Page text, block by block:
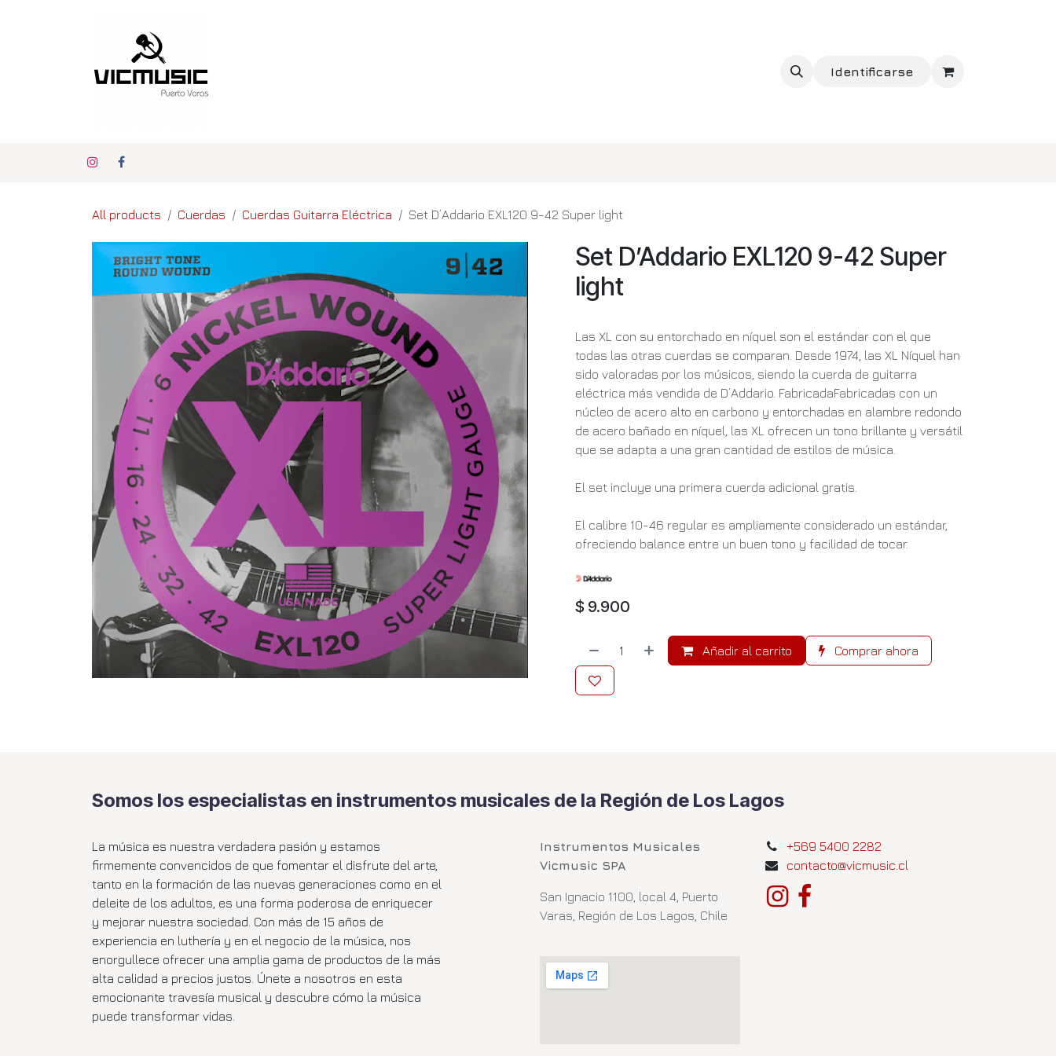
Identificarse
All products Cuerdas Cuerdas Guitarra Eléctrica Set D’Addario EXL120 9-42 Super light
Set D’Addario EXL120 9-42 Super
light
Las XL con su entorchado en níquel son el estándar con el que
todas las otras cuerdas se comparan. Desde 1974, las XL Níquel han
sido valoradas por los músicos, siendo la cuerda de guitarra
eléctrica más vendida de D’Addario. FabricadaFabricadas con un
núcleo de acero alto en carbono y entorchadas en alambre redondo
de acero bañado en níquel, las XL ofrecen un tono brillante y versátil
que se adapta a una gran cantidad de estilos de música.
El set incluye una primera cuerda adicional gratis.
El calibre 10-46 regular es ampliamente considerado un estándar,
ofreciendo balance entre un buen tono y facilidad de tocar.
$ 9.900
Añadir al carrito Comprar ahora
Somos los especialistas en instrumentos musicales de la Región de Los Lagos
La música es nuestra verdadera pasión y estamos
firmemente convencidos de que fomentar el disfrute del arte,
tanto en la formación de las nuevas generaciones como en el
deleite de los adultos, es una forma poderosa de enriquecer
y mejorar nuestra sociedad. Con más de 15 años de
experiencia en luthería y en el negocio de la música, nos
enorgullece ofrecer una amplia gama de productos de la más
alta calidad a precios justos. Únete a nosotros en esta
emocionante travesía musical y descubre cómo la música
puede transformar vidas.
Instrumentos Musicales
Vicmusic SPA
San Ignacio 1100, local 4, Puerto
Varas, Región de Los Lagos, Chile
+569 5400 2282
contacto@vicmusic.cl